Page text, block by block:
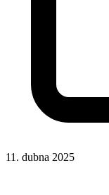
11. dubna 2025